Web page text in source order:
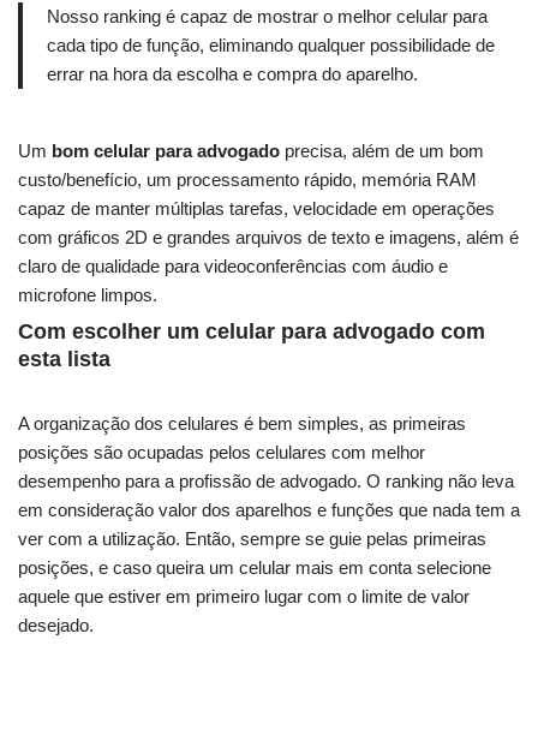
Nosso ranking é capaz de mostrar o melhor celular para
cada tipo de função, eliminando qualquer possibilidade de
errar na hora da escolha e compra do aparelho.
Um bom celular para advogado precisa, além de um bom
custo/benefício, um processamento rápido, memória RAM
capaz de manter múltiplas tarefas, velocidade em operações
com gráficos 2D e grandes arquivos de texto e imagens, além é
claro de qualidade para videoconferências com áudio e
microfone limpos.
Com escolher um celular para advogado com
esta lista
A organização dos celulares é bem simples, as primeiras
posições são ocupadas pelos celulares com melhor
desempenho para a profissão de advogado. O ranking não leva
em consideração valor dos aparelhos e funções que nada tem a
ver com a utilização. Então, sempre se guie pelas primeiras
posições, e caso queira um celular mais em conta selecione
aquele que estiver em primeiro lugar com o limite de valor
desejado.